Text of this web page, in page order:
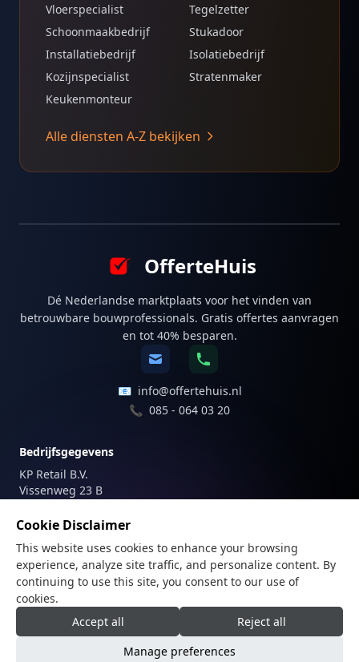
Vloerspecialist
Tegelzetter
Schoonmaakbedrijf
Stukadoor
Installatiebedrijf
Isolatiebedrijf
Kozijnspecialist
Stratenmaker
Keukenmonteur
Alle diensten A-Z bekijken
OfferteHuis
Dé Nederlandse marktplaats voor het vinden van
betrouwbare bouwprofessionals. Gratis offertes aanvragen
en tot 40% besparen.
📧 info@offertehuis.nl
📞 085 - 064 03 20
Bedrijfsgegevens
KP Retail B.V.
Vissenweg 23 B
Nederland
Registraties
KvK-nummer: 81747179
BTW-nummer: NL862205487B01
© 2025 KP Retail B.V. - Alle rechten voorbehouden |
Cookie Disclaimer
This website uses cookies to enhance your browsing
experience, analyze site traffic, and personalize content. By
continuing to use this site, you consent to our use of
cookies.
Accept all
Reject all
Manage preferences